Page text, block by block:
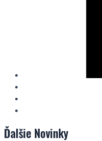
Ďalšie Novinky